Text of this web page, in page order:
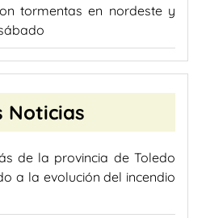
tormentas en nordeste y
Noticias
de la provincia de Toledo
a la evolución del incendio